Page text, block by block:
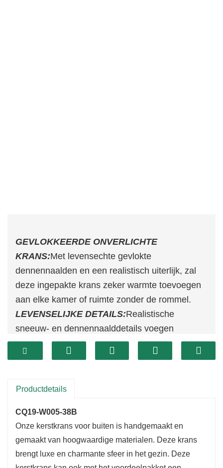
GEVLOKKEERDE ONVERLICHTE
KRANS:Met levensechte gevlokte
dennennaalden en een realistisch uiterlijk, zal
deze ingepakte krans zeker warmte toevoegen
aan elke kamer of ruimte zonder de rommel.
LEVENSELIJKE DETAILS:Realistische
sneeuw- en dennennaalddetails voegen
jarenlang warmte toe aan elke kamer of ruimte
VEELZIJDIG DECOREREN:
Hang het aan je
kerstsfeer
cm kun je hem gemakkelijk overal in huis
plaatsen en voor veelzijdige kerstversiering
zorgen
Productdetails
CQ19-W005-38B
Onze kerstkrans voor buiten is handgemaakt en
gemaakt van hoogwaardige materialen. Deze krans
brengt luxe en charmante sfeer in het gezin. Deze